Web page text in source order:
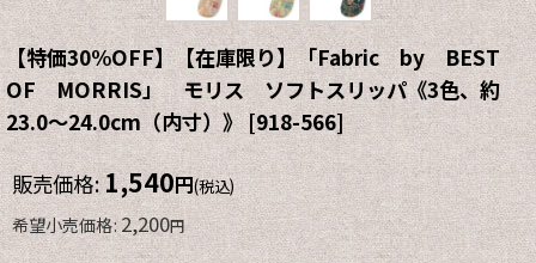
【特価30%OFF】【在庫限り】「Fabric by BEST
OF MORRIS」 モリス ソフトスリッパ《3色、約
23.0〜24.0cm（内寸）》 [918-566]
販売価格:1,540円(税込)
希望小売価格: 2,200円